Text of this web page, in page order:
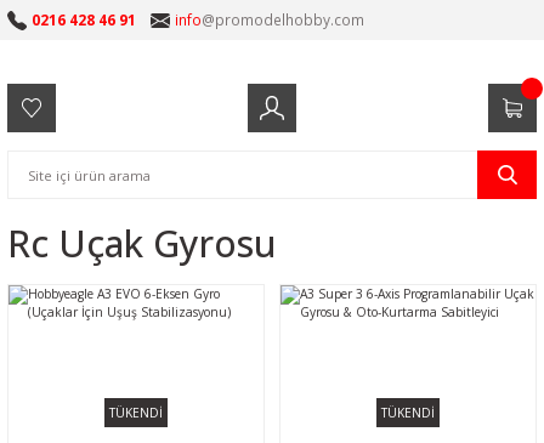
0216 428 46 91 info@promodelhobby.com
Rc Uçak Gyrosu
TÜKENDİ TÜKENDİ